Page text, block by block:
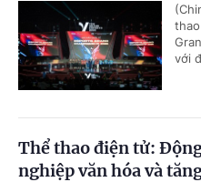
với
Thể thao điện tử:
nghiệp văn hóa và